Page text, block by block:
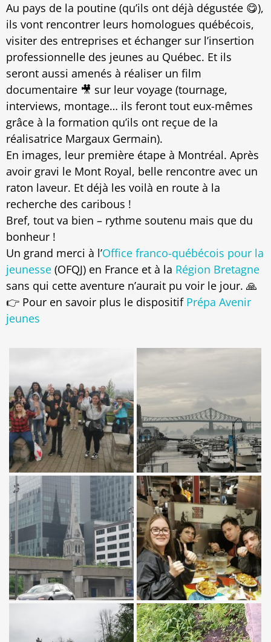
Au pays de la poutine (qu’ils ont déjà dégustée 😋),
ils vont rencontrer leurs homologues québécois,
visiter des entreprises et échanger sur l’insertion
professionnelle des jeunes au Québec. Et ils
seront aussi amenés à réaliser un film
documentaire 🎥 sur leur voyage (tournage,
interviews, montage… ils feront tout eux-mêmes
grâce à la formation qu’ils ont reçue de la
réalisatrice Margaux Germain).
En images, leur première étape à Montréal. Après
avoir gravi le Mont Royal, belle rencontre avec un
raton laveur. Et déjà les voilà en route à la
recherche des caribous !
Bref, tout va bien – rythme soutenu mais que du
bonheur !
Un grand merci à l’Office franco-québécois pour la
jeunesse (OFQJ) en France et à la Région Bretagne
sans qui cette aventure n’aurait pu voir le jour. 🙏
👉 Pour en savoir plus le dispositif Prépa Avenir
jeunes